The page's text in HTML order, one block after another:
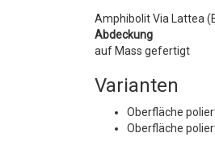
Amphibolit Via Lattea
Abdeckung
auf Mass gefertigt
Varianten
Oberfläche
Oberfläche